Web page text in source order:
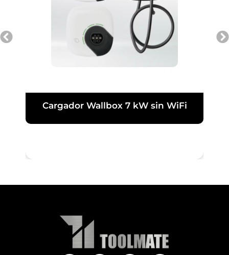
Cargador Wallbox 7 kW sin WiFi